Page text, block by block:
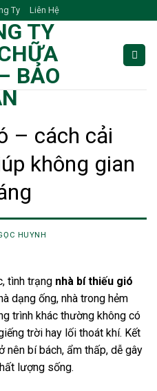
Ty Liên Hệ
– cách cải
không gian
HUYNH
tình trạng nhà bí thiếu gió
dạng ống, nhà trong hẻm
trình khác thường không có
trời hay lối thoát khí. Kết
nên bí bách, ẩm thấp, dễ gây
lượng sống.